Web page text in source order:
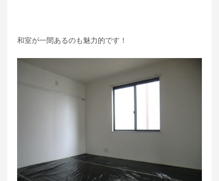
和室が一間あるのも魅力的です！